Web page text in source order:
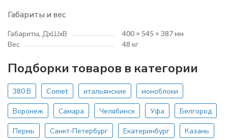
Габариты и вес
Габариты, ДхШхВ
400 × 545 × 387 мм
Вес
48 кг
Подборки товаров в категории
380 В Comet итальянские моноблоки
Воронеж Самара Челябинск Уфа Белгород
Пермь Санкт-Петербург Екатеринбург Казань